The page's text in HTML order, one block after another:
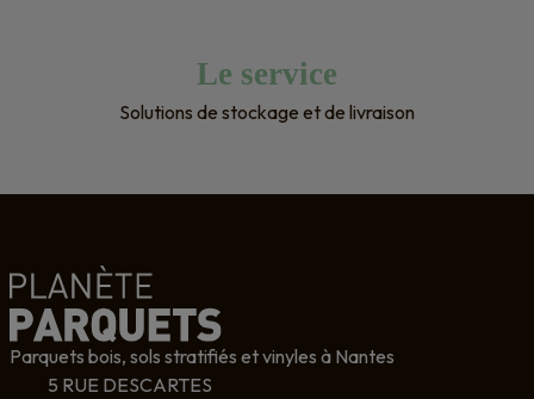
Le service
Solutions de stockage et de livraison
Parquets bois, sols stratifiés et vinyles à Nantes
5 RUE DESCARTES